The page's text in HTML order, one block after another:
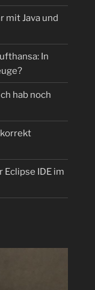
mit Java und
In
hab noch
korrekt
IDE im